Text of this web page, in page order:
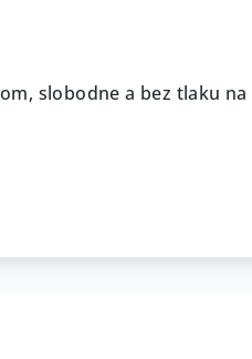
slobodne a bez tlaku na